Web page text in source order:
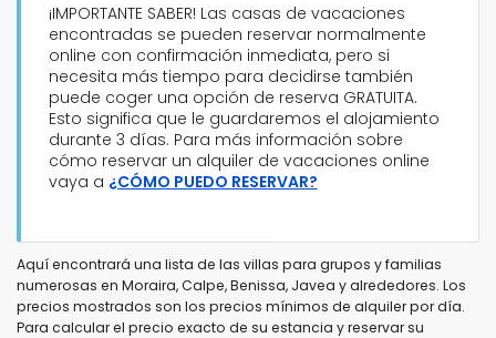
Tipo de alojamiento
Personas
Cuartos de baño
¡IMPORTANTE SABER! Las casas de vacaciones
encontradas se pueden reservar normalmente
online con confirmación inmediata, pero si
necesita más tiempo para decidirse también
puede coger una opción de reserva GRATUITA.
Esto significa que le guardaremos el alojamiento
durante 3 días. Para más información sobre
cómo reservar un alquiler de vacaciones online
vaya a ¿CÓMO PUEDO RESERVAR?
Aquí encontrará una lista de las villas para grupos y familias
numerosas en Moraira, Calpe, Benissa, Javea y alrededores. Los
precios mostrados son los precios mínimos de alquiler por día.
Para calcular el precio exacto de su estancia y reservar su